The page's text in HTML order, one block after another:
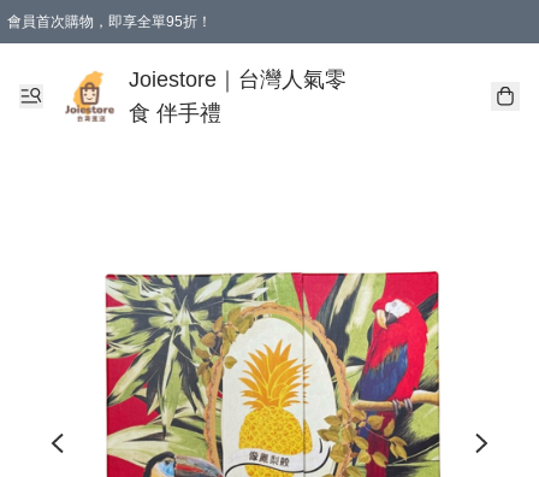
會員首次購物，即享全單95折！
購物滿 HKD 350.00即享免運費優惠！（適用於 本地送貨、本地取貨 )
Joiestore｜台灣人氣零
食 伴手禮